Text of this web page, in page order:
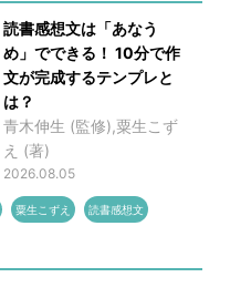
読書感想文は「あなう
め」でできる！ 10分で作
文が完成するテンプレと
は？
青木伸生 (監修),粟生こず
え (著)
2026.08.05
粟生こずえ 読書感想文